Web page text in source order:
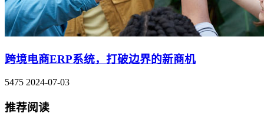
跨境电商ERP系统，打破边界的新商机
5475 2024-07-03
推荐阅读